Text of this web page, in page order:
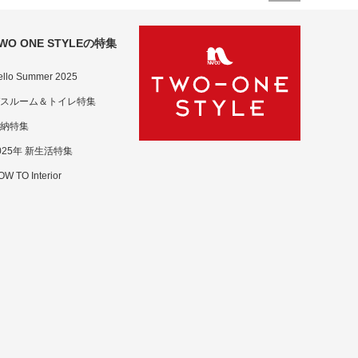
ONE STYLEの特集
Summer 2025
ルーム＆トイレ特集
特集
年 新生活特集
TO Interior